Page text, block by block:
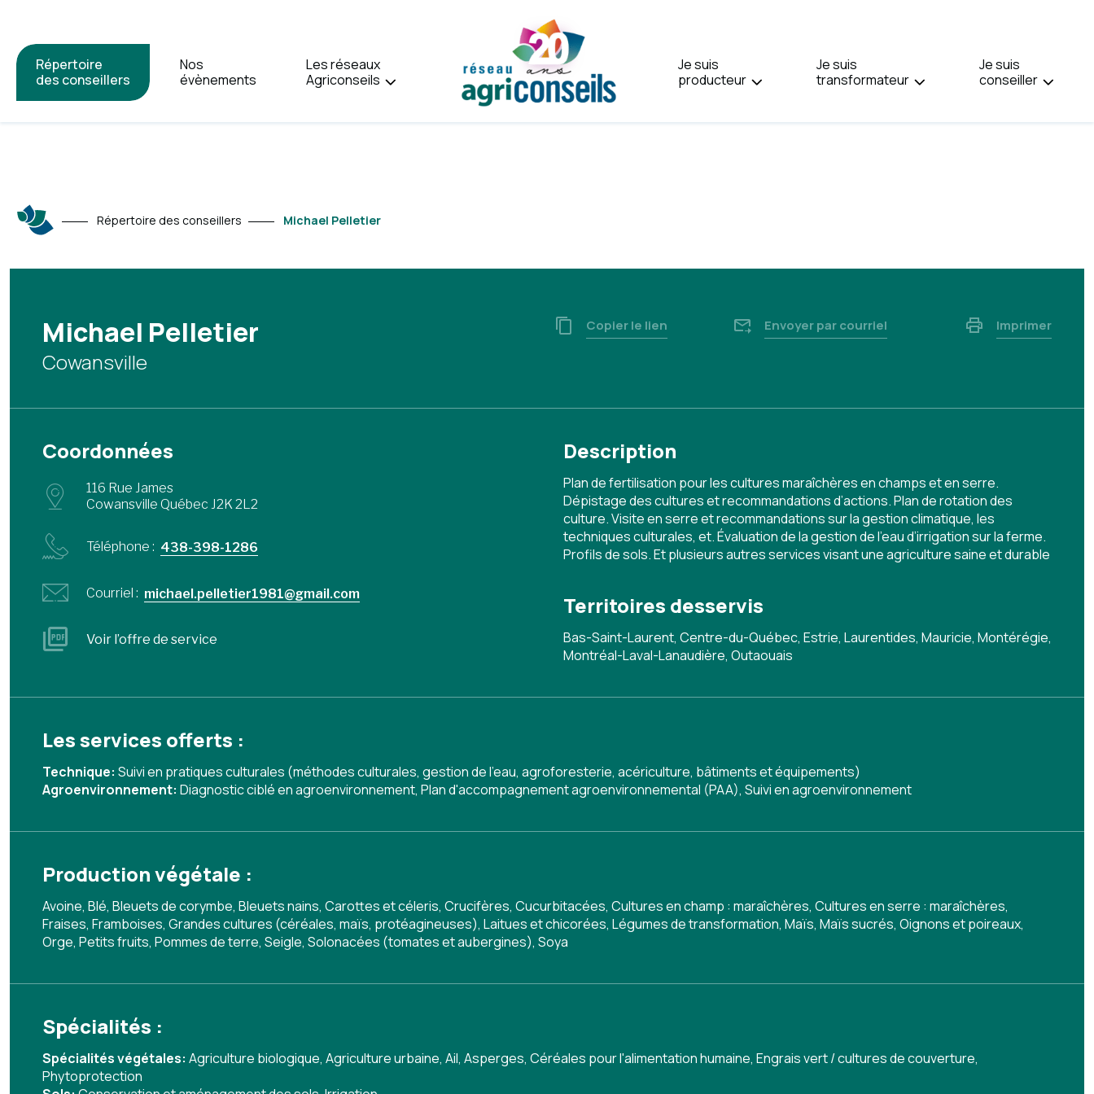
Répertoire
des conseillers
Nos
évènements
Les réseaux
Agriconseils
Je suis
producteur
Je suis
transformateur
Je suis
conseiller
ENGLISH.
Répertoire des conseillers Michael Pelletier
Michael Pelletier
Cowansville
Copier le lien Envoyer par courriel Imprimer
Coordonnées
116 Rue James
Cowansville Québec J2K 2L2
Téléphone : 438-398-1286
Courriel : michael.pelletier1981@gmail.com
Voir l’offre de service
Description
Plan de fertilisation pour les cultures maraîchères en champs et en serre.
Dépistage des cultures et recommandations d’actions. Plan de rotation des
culture. Visite en serre et recommandations sur la gestion climatique, les
techniques culturales, et. Évaluation de la gestion de l’eau d’irrigation sur la ferme.
Profils de sols. Et plusieurs autres services visant une agriculture saine et durable
Territoires desservis
Bas-Saint-Laurent, Centre-du-Québec, Estrie, Laurentides, Mauricie, Montérégie,
Montréal-Laval-Lanaudière, Outaouais
Les services offerts :
Technique: Suivi en pratiques culturales (méthodes culturales, gestion de l'eau, agroforesterie, acériculture, bâtiments et équipements)
Agroenvironnement: Diagnostic ciblé en agroenvironnement, Plan d'accompagnement agroenvironnemental (PAA), Suivi en agroenvironnement
Production végétale :
Avoine, Blé, Bleuets de corymbe, Bleuets nains, Carottes et céleris, Crucifères, Cucurbitacées, Cultures en champ : maraîchères, Cultures en serre : maraîchères,
Fraises, Framboises, Grandes cultures (céréales, maïs, protéagineuses), Laitues et chicorées, Légumes de transformation, Maïs, Maïs sucrés, Oignons et poireaux,
Orge, Petits fruits, Pommes de terre, Seigle, Solonacées (tomates et aubergines), Soya
Spécialités :
Spécialités végétales: Agriculture biologique, Agriculture urbaine, Ail, Asperges, Céréales pour l'alimentation humaine, Engrais vert / cultures de couverture,
Phytoprotection